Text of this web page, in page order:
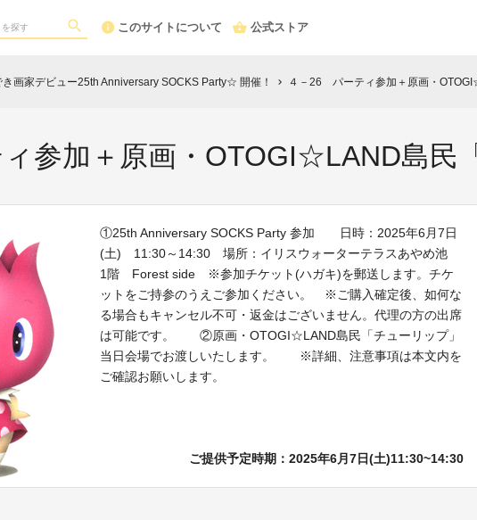
このサイトについて 公式ストア
画家デビュー25th Anniversary SOCKS Party☆ 開催！ chevron_right ４－26 パーティ参加＋原画・
参加＋原画・OTOGI☆LAND島民
①25th Anniversary SOCKS Party 参加 日時：2025年6月7日
(土) 11:30～14:30 場所：イリスウォーターテラスあやめ池
1階 Forest side ※参加チケット(ハガキ)を郵送します。チケ
ットをご持参のうえご参加ください。 ※ご購入確定後、如何な
る場合もキャンセル不可・返金はございません。代理の方の出席
は可能です。 ②原画・OTOGI☆LAND島民「チューリップ」
当日会場でお渡しいたします。 ※詳細、注意事項は本文内を
ご確認お願いします。
ご提供予定時期：2025年6月7日(土)11:30~14:30